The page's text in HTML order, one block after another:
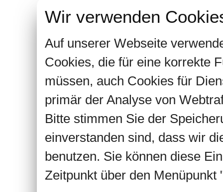
Wir verwenden
Auf unserer Webseite
Cookies, die für eine korrekte
müssen, auch Cookies für
primär der Analyse von
Bitte stimmen Sie der
einverstanden sind, dass wir
benutzen. Sie können diese
Zeitpunkt über den Menüpunkt